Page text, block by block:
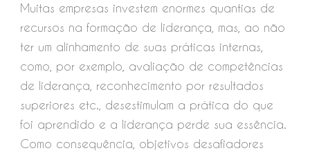
Muitas empresas investem enormes quantias de
recursos na formação de liderança, mas, ao não
ter um alinhamento de suas práticas internas,
como, por exemplo, avaliação de competências
de liderança, reconhecimento por resultados
superiores etc., desestimulam a prática do que
foi aprendido e a liderança perde sua essência.
Como consequência, objetivos desafiadores